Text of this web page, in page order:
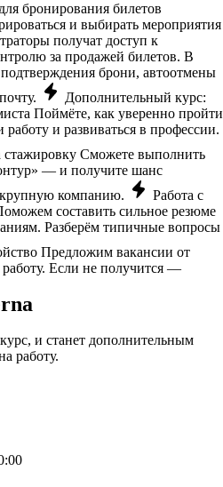
бронирования билетов
и выбирать мероприятия
получат доступ к
за продажей билетов. В
брони, автоотмены
Дополнительный курс:
Поймёте, как уверенно пройти
и развиваться в профессии.
стажировку Сможете выполнить
— и получите шанс
крупную компанию.
Работа с
составить сильное резюме
Разберём типичные вопросы
Предложим вакансии от
Если не получится —
и станет дополнительным
работу.